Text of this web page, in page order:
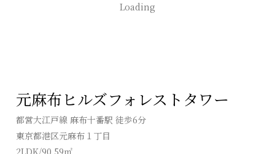
Loading
元麻布ヒルズフォレストタワー
都営大江戸線 麻布十番駅 徒歩6分
東京都港区元麻布１丁目
2LDK/90.59㎡